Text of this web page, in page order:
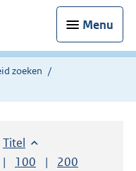
Menu
zoeken
Sorteer op:
Titel oplopend
per pagina
resultaten per pagina
Toon
100 resultaten per
Toon
200